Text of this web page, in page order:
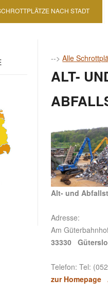
NACH STADT
-->Alle
ALT-
Alt- und
Adresse:
Am
33330
Telefon: Tel:
zur Homepage